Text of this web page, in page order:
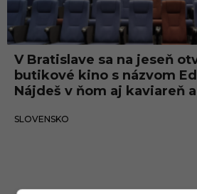
c
o
v
c
V Bratislave sa na jeseň
butikové kino s názvom
Nájdeš v ňom aj kaviareň
SLOVENSKO